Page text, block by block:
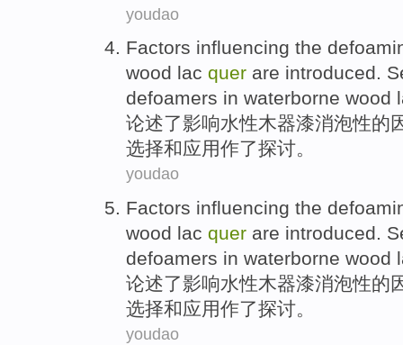
youdao
Factors influencing the
wood lac quer are introduced.
defoamers in waterborne wood
论述了影响水性木器漆消泡性的
选择和应用作了探讨。
youdao
Factors influencing the
wood lac quer are introduced.
defoamers in waterborne wood
论述了影响水性木器漆消泡性的
选择和应用作了探讨。
youdao